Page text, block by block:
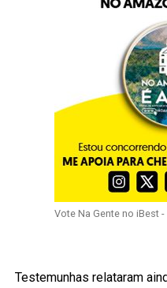
Vote Na Gente no iBest
Testemunhas relataram